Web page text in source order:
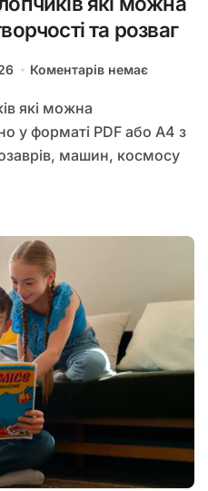
та розваг
Коментарів немає
у форматі PDF або А4 з
машин, космосу